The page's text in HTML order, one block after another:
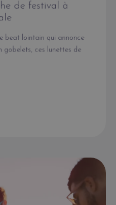
de festival à
beat lointain qui annonce
gobelets, ces lunettes de